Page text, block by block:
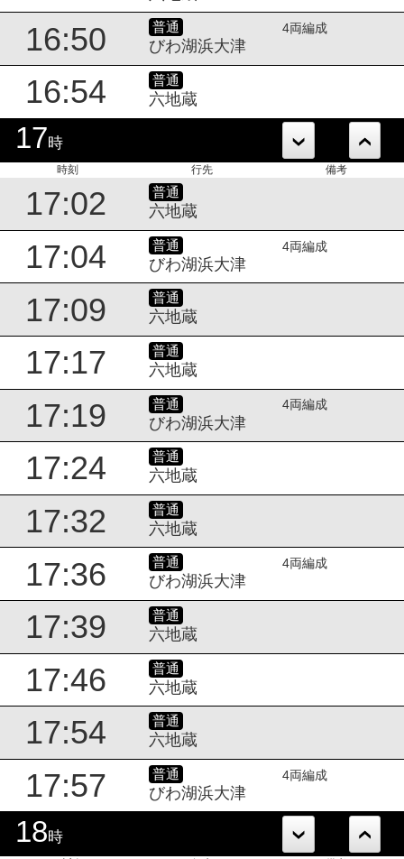
16:50 普通
びわ湖浜大津
4両編成
16:54 普通
六地蔵
17時
時刻 行先 備考
17:02 普通
六地蔵
17:04 普通
びわ湖浜大津
4両編成
17:09 普通
六地蔵
17:17 普通
六地蔵
17:19 普通
びわ湖浜大津
4両編成
17:24 普通
六地蔵
17:32 普通
六地蔵
17:36 普通
びわ湖浜大津
4両編成
17:39 普通
六地蔵
17:46 普通
六地蔵
17:54 普通
六地蔵
17:57 普通
びわ湖浜大津
4両編成
18時